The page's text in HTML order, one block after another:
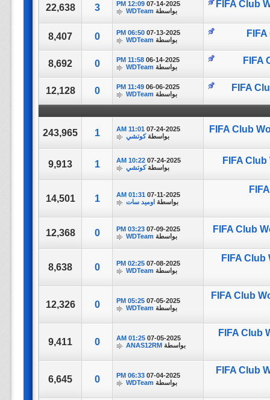
FIFA Club
07-14-2025
12:09 PM
بواسطة WDTeam
3
22,638
07-13-2025
06:50 PM
بواسطة WDTeam
0
8,407
FIFA
06-14-2025
11:58 PM
بواسطة WDTeam
0
8,692
FIFA
06-06-2025
11:49 PM
بواسطة WDTeam
0
12,128
FIFA Club
07-24-2025
11:01 AM
بواسطةكوتشي 1
243,965
FIFA
07-24-2025
10:22 AM
بواسطةكوتشي 1
9,913
07-11-2025
01:31 AM
بواسطة اوميد سات 1
14,501
FIFA Club
07-09-2025
03:23 PM
بواسطة WDTeam
0
12,368
FIFA
07-08-2025
02:25 PM
بواسطة WDTeam
0
8,638
FIFA Club
07-05-2025
05:25 PM
بواسطة WDTeam
0
12,326
FIFA Club
07-05-2025
01:25 AM
بواسطة ANAS12RM
0
9,411
FIFA Club
07-04-2025
06:33 PM
بواسطة WDTeam
0
6,645